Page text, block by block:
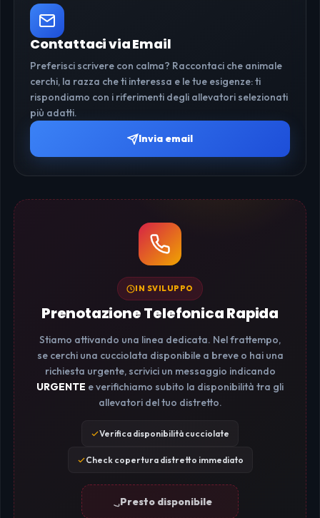
Contattaci via Email
Preferisci scrivere con calma? Raccontaci che animale
cerchi, la razza che ti interessa e le tue esigenze: ti
rispondiamo con i riferimenti degli allevatori selezionati
più adatti.
Invia email
IN SVILUPPO
Prenotazione Telefonica Rapida
Stiamo attivando una linea dedicata. Nel frattempo,
se cerchi una cucciolata disponibile a breve o hai una
richiesta urgente, scrivici un messaggio indicando
URGENTE e verifichiamo subito la disponibilità tra gli
allevatori del tuo distretto.
Verifica disponibilità cucciolate
Check copertura distretto immediato
Presto disponibile